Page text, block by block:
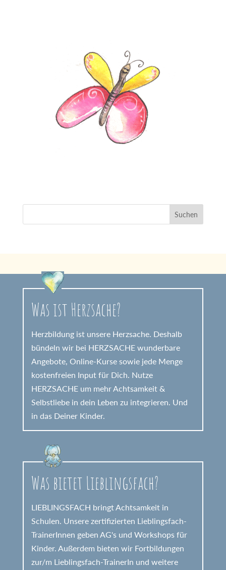
Was ist Herzsache?
Herzbildung ist unsere Herzsache. Deshalb
bündeln wir bei HERZSACHE wunderbare
Angebote, Online-Kurse sowie jede Menge
kostenfreien Input für Dich. Nutze
HERZSACHE um mehr Achtsamkeit &
Selbstliebe in dein Leben zu integrieren. Und
in das Deiner Kinder.
Was bietet Lieblingsfach?
LIEBLINGSFACH bringt Achtsamkeit in
Schulen. Unsere zertifizierten Lieblingsfach-
TrainerInnen geben AG's und Workshops für
Kinder. Außerdem bieten wir Fortbildungen
zur/m Lieblingsfach-TrainerIn und weitere